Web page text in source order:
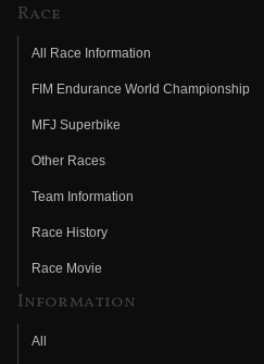
Race
All Race Information
FIM Endurance World Championship
MFJ Superbike
Other Races
Team Information
Race History
Race Movie
Information
All